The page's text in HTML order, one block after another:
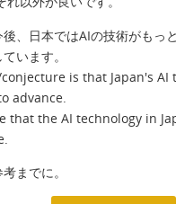
、日本ではAIの技術がもっ
います。
is that Japan's AI
advance.
that the AI technology in
までに。